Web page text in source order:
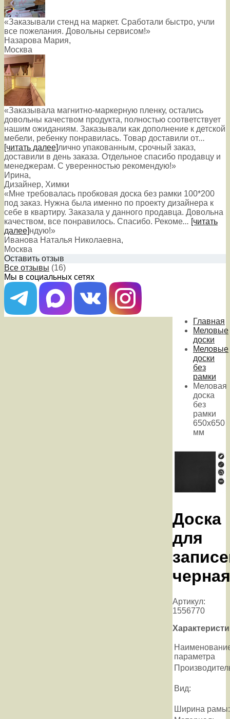
«Заказывали стенд на маркет. Сработали быстро, учли
все пожелания. Довольны сервисом!»
Назарова Мария,
Москва
«Заказывала магнитно-маркерную пленку, остались
довольны качеством продукта, полностью соответствует
нашим ожиданиям. Заказывали как дополнение к детской
мебели, ребенку понравилась. Товар доставили от...
[читать далее]лично упакованным, срочный заказ,
доставили в день заказа. Отдельное спасибо продавцу и
менеджерам. С уверенностью рекомендую!»
Ирина,
Дизайнер, Химки
«Мне требовалась пробковая доска без рамки 100*200
под заказ. Нужна была именно по проекту дизайнера к
себе в квартиру. Заказала у данного продавца. Довольна
качеством, все понравилось. Спасибо. Рекоме... [читать
далее]ндую!»
Иванова Наталья Николаевна,
Москва
Оставить отзыв
Все отзывы (16)
Мы в социальных сетях
Главная
Меловые
доски
Меловые
доски
без
рамки
Меловая
доска
без
рамки
650х650
мм
Доска
для
черная
Артикул:
1556770
параметра
Вид:
Ширина рамы: